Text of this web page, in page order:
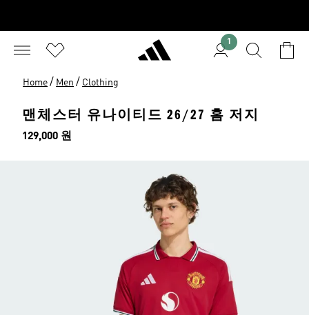
1
Home / Men / Clothing
맨체스터 유나이티드 26/27 홈 저지
가격
129,000 원